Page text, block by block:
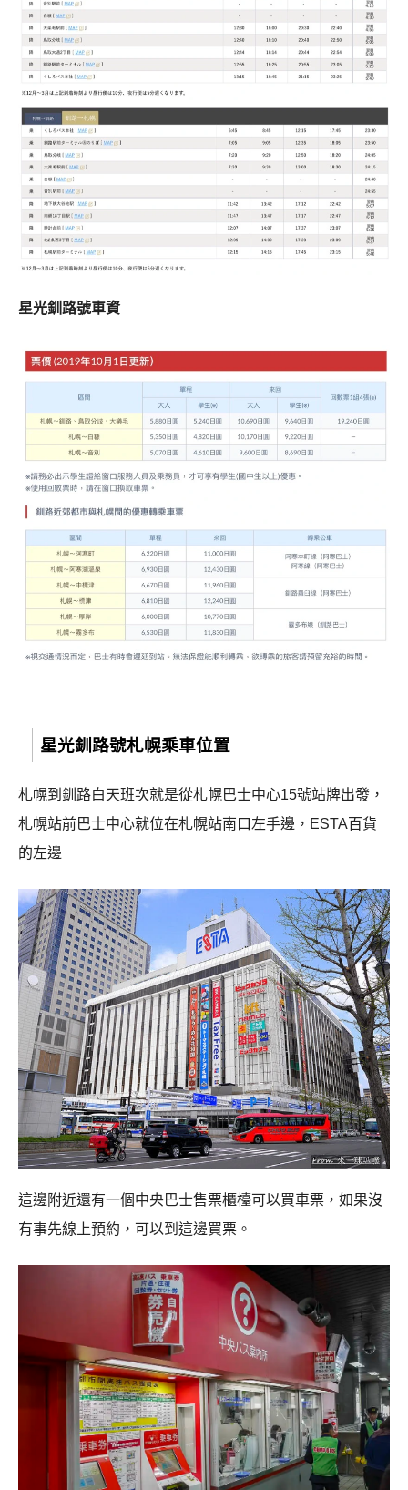
星光釧路號車資
星光釧路號札幌乘車位置
札幌到釧路白天班次就是從札幌巴士中心15號站牌出發，
札幌站前巴士中心就位在札幌站南口左手邊，ESTA百貨
的左邊
這邊附近還有一個中央巴士售票櫃檯可以買車票，如果沒
有事先線上預約，可以到這邊買票。